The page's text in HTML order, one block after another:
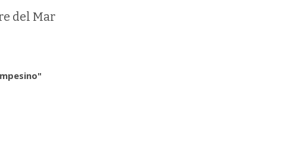
del Mar